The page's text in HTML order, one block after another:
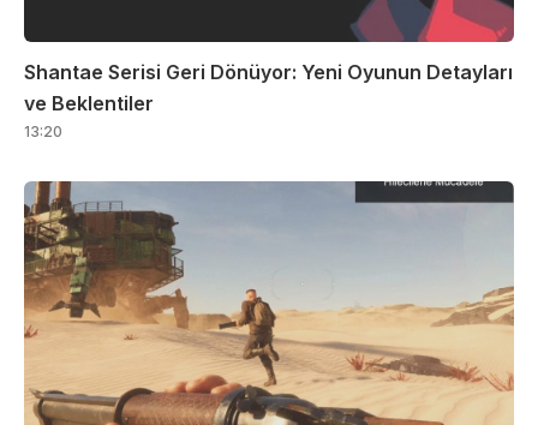
Shantae Serisi Geri Dönüyor: Yeni Oyunun Detayları
ve Beklentiler
13:20